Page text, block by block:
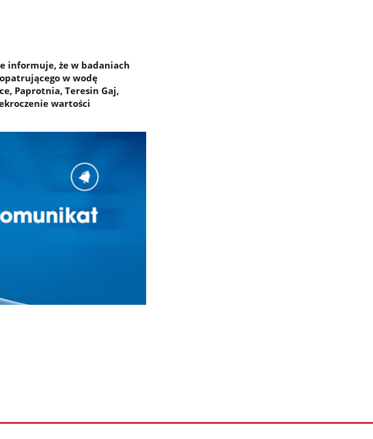
informuje, że w badaniach
w wodę
Paprotnia, Teresin Gaj,
wartości